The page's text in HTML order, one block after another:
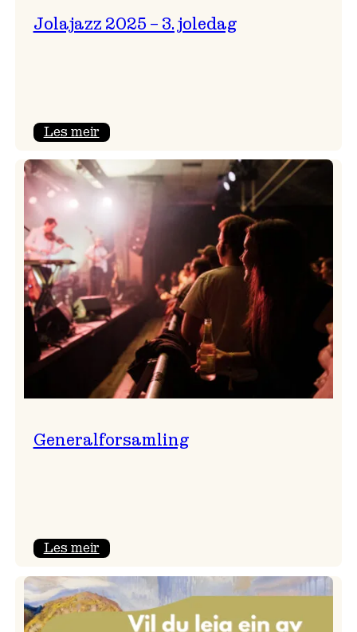
Jolajazz 2025 – 3. joledag
Les meir:
2025
–
joledag
Generalforsamling
Les meir: